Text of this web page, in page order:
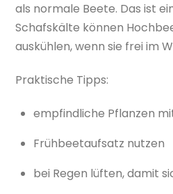
als normale Beete. Das ist
Schafskälte können
auskühlen, wenn sie frei im
Praktische Tipps:
empfindliche Pflanzen
Frühbeetaufsatz nutzen
bei Regen lüften, damit